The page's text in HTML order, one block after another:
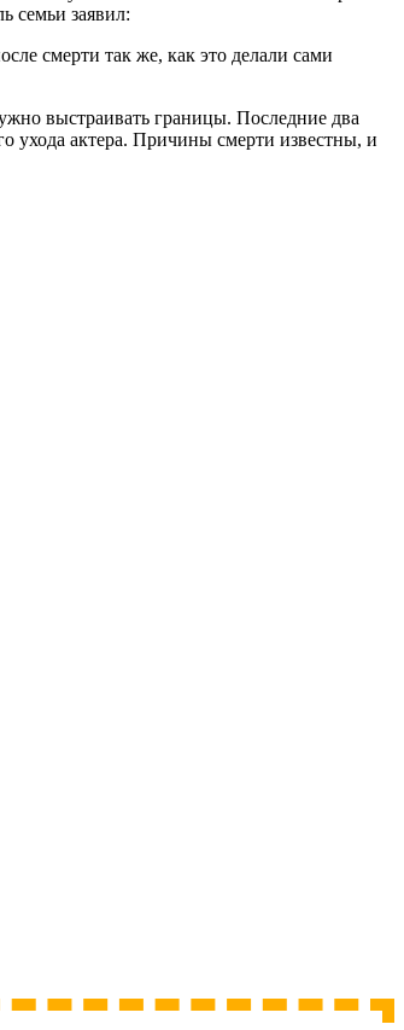
семьи заявил:
смерти так же, как это делали сами
выстраивать границы. Последние два
ухода актера. Причины смерти известны, и